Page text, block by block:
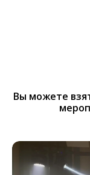
Вы можете